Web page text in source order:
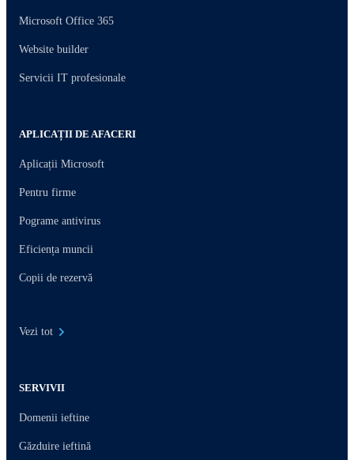
Microsoft Office 365
Website builder
Servicii IT profesionale
APLICAȚII DE AFACERI
Aplicații Microsoft
Pentru firme
Pograme antivirus
Eficiența muncii
Copii de rezervă
Vezi tot
SERVIVII
Domenii ieftine
Găzduire ieftină